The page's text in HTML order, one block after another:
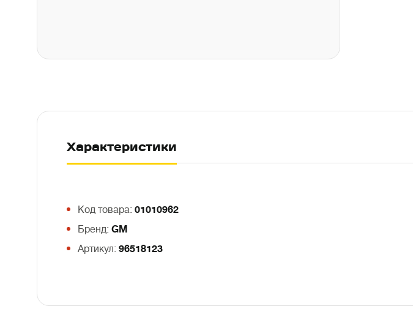
Характеристики
Код товара: 01010962
Бренд: GM
Артикул: 96518123